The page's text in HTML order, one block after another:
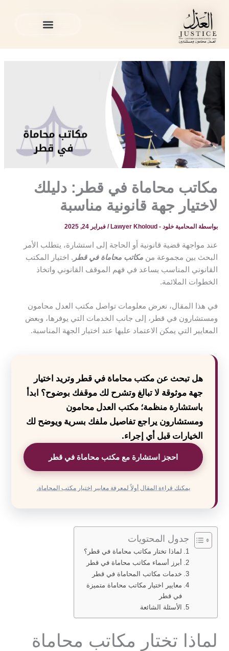
المحتوى
المدونة القانونية
دليلك لاختيار جهة قانونية مناسبة
مكاتب محاماة في قطر: دليلك
لاختيار جهة قانونية مناسبة
بواسطة المحامية خلود - Lawyer Kholoud /فبراير 24, 2025
عند مواجهة قضية قانونية أو الحاجة إلى استشارة، يتطلب الأمر
البحث بين مجموعة منمكاتب محاماة في قطر . اختيار المكتب
القانوني المناسب يساعد في فهم الموقف القانوني واتخاذ
الخطوات الملائمة.
في هذا المقال، نعرض معلومات تواصل مكتب العدل محامون
ومستشارون في قطر، إلى جانب الخدمات التي يوفرها، وبعض
المعايير التي يمكن الاعتماد عليها عند اختيار الجهة المناسبة.
هل تبحث عن مكتب محاماة في قطر وتريد اختيار
جهة موثوقة لا تبالغ وتشرح لك موقفك بوضوح؟ ابدأ
باستشارة منظمة؛ مكتب العدل محامون
ومستشارون يراجع تفاصيل ملفك بسرية ويوضح لك
الخيارات قبل أي إجراء.
احجز استشارة مع مكتب محاماة في قطر
يمكنك قراءة المقال أولاً لمعرفة معايير اختيار مكتب المحاماة.
جدول المحتويات
لماذا تختار مكاتب محاماة في قطر؟
أبرز أسماء مكاتب محاماة في قطر
خدمات مكاتب المحاماة في قطر
معايير اختيار مكاتب محاماة متميزة
في قطر
الأسئلة الشائعة
لماذا تختار مكاتب محاماة